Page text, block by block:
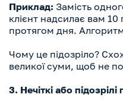
Приклад: Замість
клієнт надсилає вам 10
протягом дня.
Чому це підозріло?
великої суми, щоб не
3. Нечіткі або